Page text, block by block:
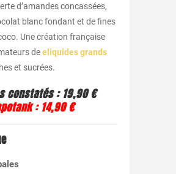
d’amandes concassées,
blanc fondant et de fines
Une création française
deeliquides grands
et sucrées.
constatés : 19,90 €
: 14,90 €